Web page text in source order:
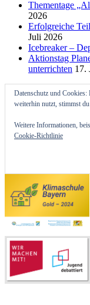
Thementage
2026
Erfolgreiche
Juli 2026
Icebreaker –
Aktionstag
unterrichten 17.
Datenschutz und Cookies:
weiterhin nutzt, stimmst
Weitere Informationen,
Cookie-Richtlinie